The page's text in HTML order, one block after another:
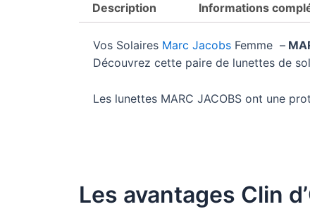
Description Informations
Vos Solaires Marc Jacobs Femme –
Découvrez cette paire de lunettes de
Les lunettes MARC JACOBS ont une
Les avantages Clin